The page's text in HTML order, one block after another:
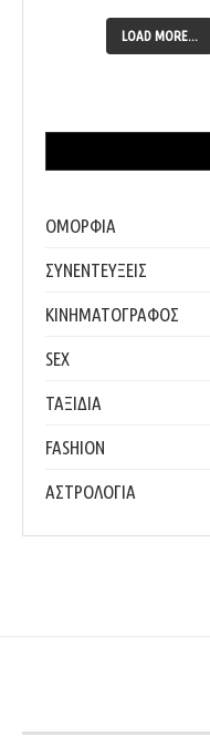
LOAD MORE...
ΟΜΟΡΦΙΑ
ΣΥΝΕΝΤΕΥΞΕΙΣ
ΚΙΝΗΜΑΤΟΓΡΑΦΟΣ
SEX
ΤΑΞΙΔΙΑ
FASHION
ΑΣΤΡΟΛΟΓΙΑ